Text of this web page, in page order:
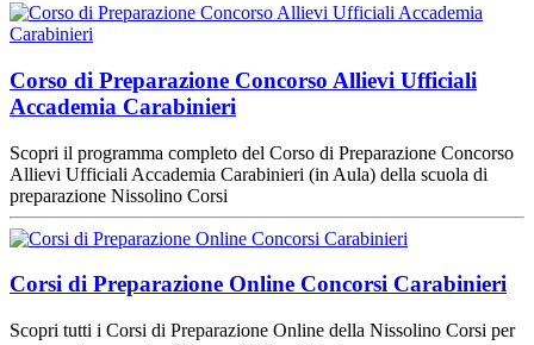
Corso di Preparazione Concorso Allievi Ufficiali
Accademia Carabinieri
Scopri il programma completo del Corso di Preparazione Concorso
Allievi Ufficiali Accademia Carabinieri (in Aula) della scuola di
preparazione Nissolino Corsi
Corsi di Preparazione Online Concorsi Carabinieri
Scopri tutti i Corsi di Preparazione Online della Nissolino Corsi per